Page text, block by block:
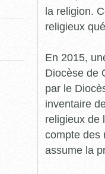
la religion.
religieux
En 2015,
Diocèse de
par le
inventaire
religieux de
compte des
assume la